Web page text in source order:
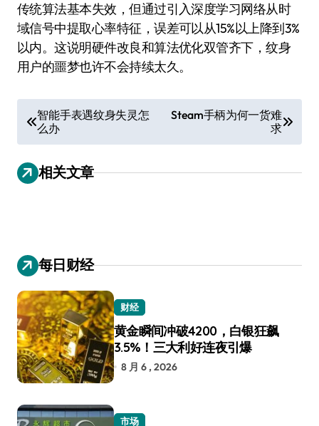
传统算法基本失效，但通过引入深度学习网络从时
域信号中提取心率特征，误差可以从15%以上降到3%
以内。这说明硬件改良和算法优化双管齐下，纹身
用户的噩梦也许不会持续太久。
章
导
航
智能手表遇纹身失灵怎
么办
Steam手柄为何一货难
求
相关文章
每日财经
财经
黄金瞬间冲破4200，白银狂飙
3.5%！三大利好连夜引爆
8 月 6 , 2026
市场